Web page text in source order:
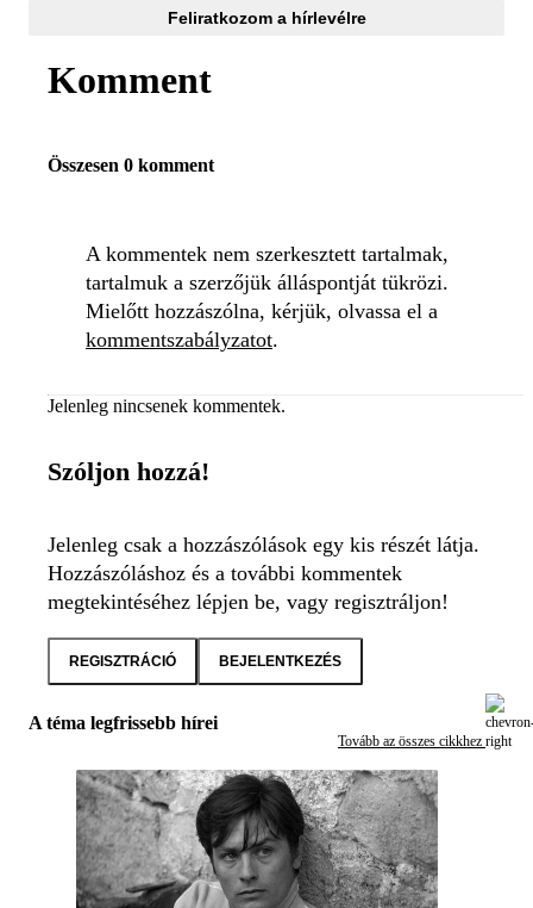
Feliratkozom a hírlevélre
Komment
Összesen 0 komment
A kommentek nem szerkesztett tartalmak,
tartalmuk a szerzőjük álláspontját tükrözi.
Mielőtt hozzászólna, kérjük, olvassa el a
kommentszabályzatot.
Jelenleg nincsenek kommentek.
Szóljon hozzá!
Jelenleg csak a hozzászólások egy kis részét látja.
Hozzászóláshoz és a további kommentek
megtekintéséhez lépjen be, vagy regisztráljon!
REGISZTRÁCIÓ BEJELENTKEZÉS
A téma legfrissebb hírei
Tovább az összes cikkhez